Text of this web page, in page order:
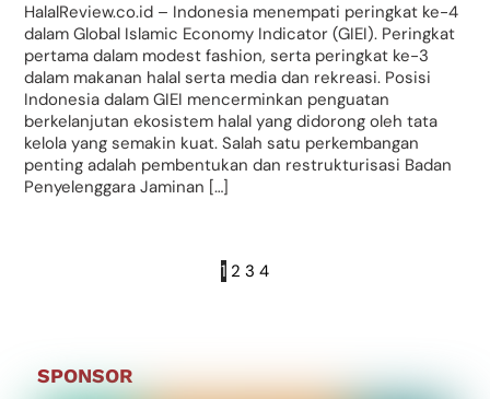
HalalReview.co.id – Indonesia menempati peringkat ke-4
dalam Global Islamic Economy Indicator (GIEI). Peringkat
pertama dalam modest fashion, serta peringkat ke-3
dalam makanan halal serta media dan rekreasi. Posisi
Indonesia dalam GIEI mencerminkan penguatan
berkelanjutan ekosistem halal yang didorong oleh tata
kelola yang semakin kuat. Salah satu perkembangan
penting adalah pembentukan dan restrukturisasi Badan
Penyelenggara Jaminan […]
1 2 3 4
SPONSOR